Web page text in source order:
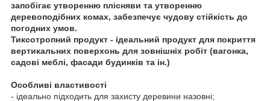
запобігає утворенню плісняви та утворенню
деревоподібних комах, забезпечує чудову стійкість до
погодних умов.
Тиксотропний продукт - ідеальний продукт для покриття
вертикальних поверхонь для зовнішніх робіт (вагонка,
садові меблі, фасади будинків та ін.)
Особливі властивості
- ідеально підходить для захисту деревини назовні;